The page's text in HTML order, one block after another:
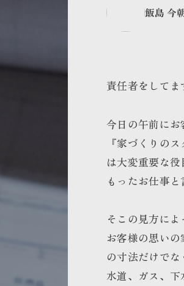
飯島 今
責任者をしてま
今日の午前にお
『家づくりの
は大変重要な役
もったお仕事と
そこの見方に
お客様の思いの
の寸法だけで
水道、ガス、下